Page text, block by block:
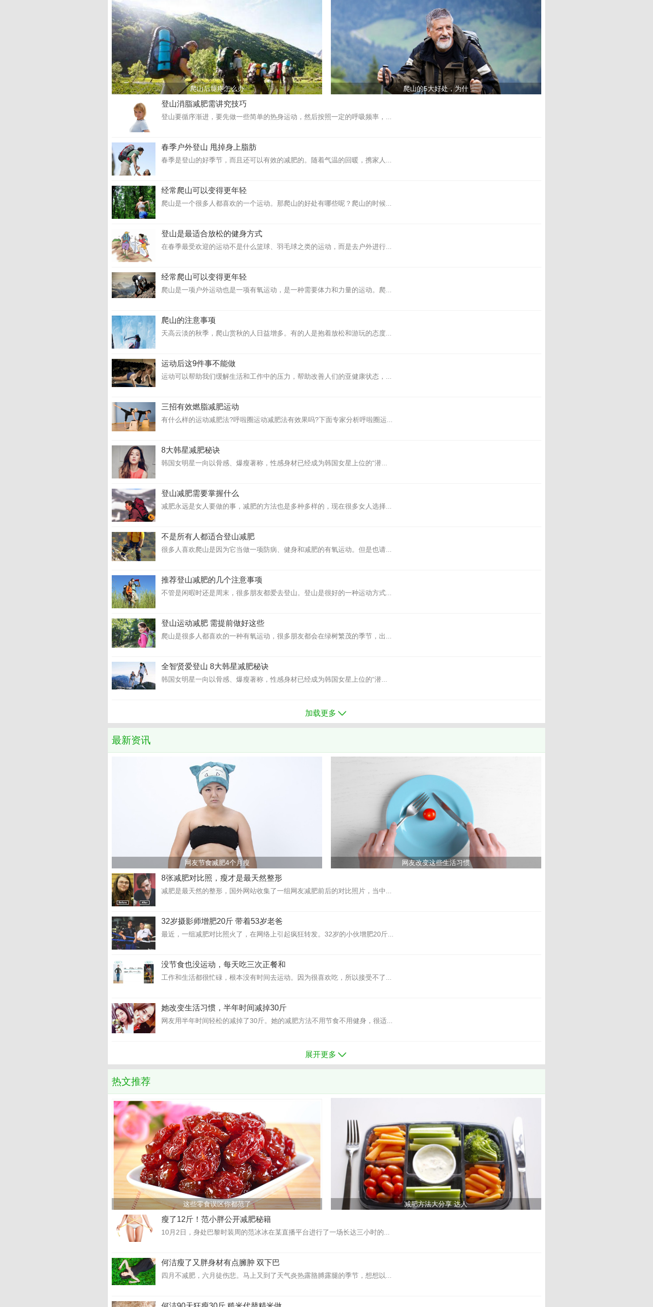
爬山后腿疼怎么办 爬山的5大好处，为什
登山消脂减肥需讲究技巧
登山要循序渐进，要先做一些简单的热身运动，然后按照一定的呼吸频率，...
春季户外登山 甩掉身上脂肪
春季是登山的好季节，而且还可以有效的减肥的。随着气温的回暖，携家人...
经常爬山可以变得更年轻
爬山是一个很多人都喜欢的一个运动。那爬山的好处有哪些呢？爬山的时候...
登山是最适合放松的健身方式
在春季最受欢迎的运动不是什么篮球、羽毛球之类的运动，而是去户外进行...
经常爬山可以变得更年轻
爬山是一项户外运动也是一项有氧运动，是一种需要体力和力量的运动。爬...
爬山的注意事项
天高云淡的秋季，爬山赏秋的人日益增多。有的人是抱着放松和游玩的态度...
运动后这9件事不能做
运动可以帮助我们缓解生活和工作中的压力，帮助改善人们的亚健康状态，...
三招有效燃脂减肥运动
有什么样的运动减肥法?呼啦圈运动减肥法有效果吗?下面专家分析呼啦圈运...
8大韩星减肥秘诀
韩国女明星一向以骨感、爆瘦著称，性感身材已经成为韩国女星上位的“潜...
登山减肥需要掌握什么
减肥永远是女人要做的事，减肥的方法也是多种多样的，现在很多女人选择...
不是所有人都适合登山减肥
很多人喜欢爬山是因为它当做一项防病、健身和减肥的有氧运动。但是也请...
推荐登山减肥的几个注意事项
不管是闲暇时还是周末，很多朋友都爱去登山。登山是很好的一种运动方式...
登山运动减肥 需提前做好这些
爬山是很多人都喜欢的一种有氧运动，很多朋友都会在绿树繁茂的季节，出...
全智贤爱登山 8大韩星减肥秘诀
韩国女明星一向以骨感、爆瘦著称，性感身材已经成为韩国女星上位的“潜...
加载更多
最新资讯
网友节食减肥4个月瘦 网友改变这些生活习惯
8张减肥对比照，瘦才是最天然整形
减肥是最天然的整形，国外网站收集了一组网友减肥前后的对比照片，当中...
32岁摄影师增肥20斤 带着53岁老爸
最近，一组减肥对比照火了，在网络上引起疯狂转发。32岁的小伙增肥20斤...
没节食也没运动，每天吃三次正餐和
工作和生活都很忙碌，根本没有时间去运动。因为很喜欢吃，所以接受不了...
她改变生活习惯，半年时间减掉30斤
网友用半年时间轻松的减掉了30斤。她的减肥方法不用节食不用健身，很适...
展开更多
热文推荐
这些零食误区你都范了 减肥方法大分享 达人
瘦了12斤！范小胖公开减肥秘籍
10月2日，身处巴黎时装周的范冰冰在某直播平台进行了一场长达三小时的...
何洁瘦了又胖身材有点臃肿 双下巴
四月不减肥，六月徒伤悲。马上又到了天气炎热露胳膊露腿的季节，想想以...